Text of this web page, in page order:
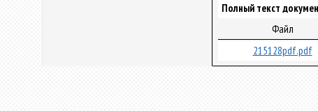
Полный текст
Файл
215128pdf.pdf